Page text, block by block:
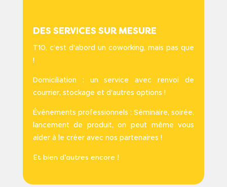
DES SERVICES SUR MESURE
T10, c’est d’abord un coworking, mais pas que
!
Domiciliation : un service avec renvoi de
courrier, stockage et d’autres options !
Événements professionnels : Séminaire, soirée,
lancement de produit, on peut même vous
aider à le créer avec nos partenaires !
Et bien d’autres encore !